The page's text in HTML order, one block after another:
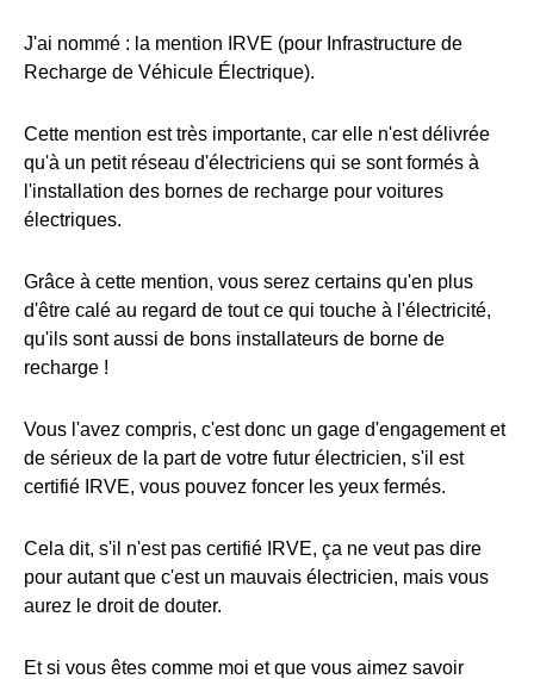
J'ai nommé : la mention IRVE (pour Infrastructure de
Recharge de Véhicule Électrique).
Cette mention est très importante, car elle n'est délivrée
qu'à un petit réseau d'électriciens qui se sont formés à
l'installation des bornes de recharge pour voitures
électriques.
Grâce à cette mention, vous serez certains qu'en plus
d'être calé au regard de tout ce qui touche à l'électricité,
qu'ils sont aussi de bons installateurs de borne de
recharge !
Vous l'avez compris, c'est donc un gage d'engagement et
de sérieux de la part de votre futur électricien, s'il est
certifié IRVE, vous pouvez foncer les yeux fermés.
Cela dit, s'il n'est pas certifié IRVE, ça ne veut pas dire
pour autant que c'est un mauvais électricien, mais vous
aurez le droit de douter.
Et si vous êtes comme moi et que vous aimez savoir